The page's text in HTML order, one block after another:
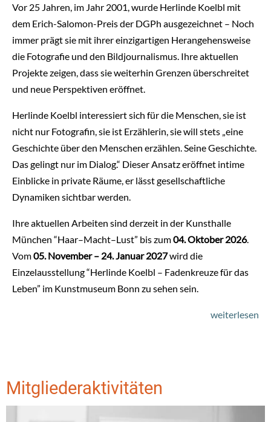
Vor 25 Jahren, im Jahr 2001, wurde Herlinde Koelbl mit
dem Erich-Salomon-Preis der DGPh ausgezeichnet – Noch
immer prägt sie mit ihrer einzigartigen Herangehensweise
die Fotografie und den Bildjournalismus. Ihre aktuellen
Projekte zeigen, dass sie weiterhin Grenzen überschreitet
und neue Perspektiven eröffnet.
Herlinde Koelbl interessiert sich für die Menschen, sie ist
nicht nur Fotografin, sie ist Erzählerin, sie will stets „eine
Geschichte über den Menschen erzählen. Seine Geschichte.
Das gelingt nur im Dialog.“ Dieser Ansatz eröffnet intime
Einblicke in private Räume, er lässt gesellschaftliche
Dynamiken sichtbar werden.
Ihre aktuellen Arbeiten sind derzeit in der Kunsthalle
München “Haar–Macht–Lust” bis zum04. Oktober 2026.
Vom05. November – 24. Januar 2027wird die
Einzelausstellung “Herlinde Koelbl – Fadenkreuze für das
Leben” im Kunstmuseum Bonn zu sehen sein.
weiterlesen
Mitgliederaktivitäten